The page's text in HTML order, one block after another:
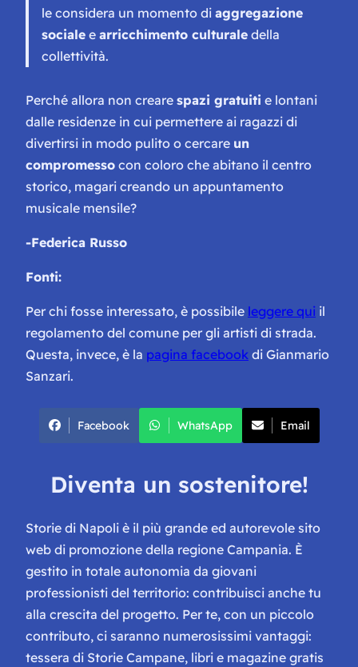
le considera un momento di aggregazione
sociale e arricchimento culturale della
collettività.
Perché allora non creare spazi gratuiti e lontani
dalle residenze in cui permettere ai ragazzi di
divertirsi in modo pulito o cercare un
compromesso con coloro che abitano il centro
storico, magari creando un appuntamento
musicale mensile?
-Federica Russo
Fonti:
Per chi fosse interessato, è possibile leggere qui il
regolamento del comune per gli artisti di strada.
Questa, invece, è la pagina facebook di Gianmario
Sanzari.
Facebook WhatsApp Email
Diventa un sostenitore!
Storie di Napoli è il più grande ed autorevole sito
web di promozione della regione Campania. È
gestito in totale autonomia da giovani
professionisti del territorio: contribuisci anche tu
alla crescita del progetto. Per te, con un piccolo
contributo, ci saranno numerosissimi vantaggi:
tessera di Storie Campane, libri e magazine gratis